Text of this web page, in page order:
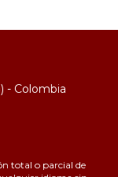
- Colombia
total o parcial de